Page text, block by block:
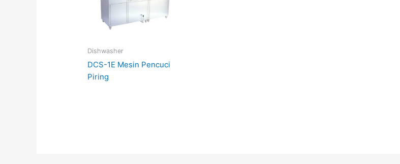
Dishwasher
DCS-1E Mesin Pencuci
Piring